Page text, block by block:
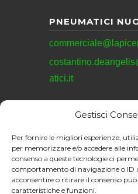
Gestisci
Per fornire le migliori esperienze,
per memorizzare e/o accedere alle
consenso a queste tecnologie ci
comportamento di navigazione o ID
acconsentire o ritirare il consenso
caratteristiche e funzioni.
PNEUMATICI
atici.it
REVISIONI